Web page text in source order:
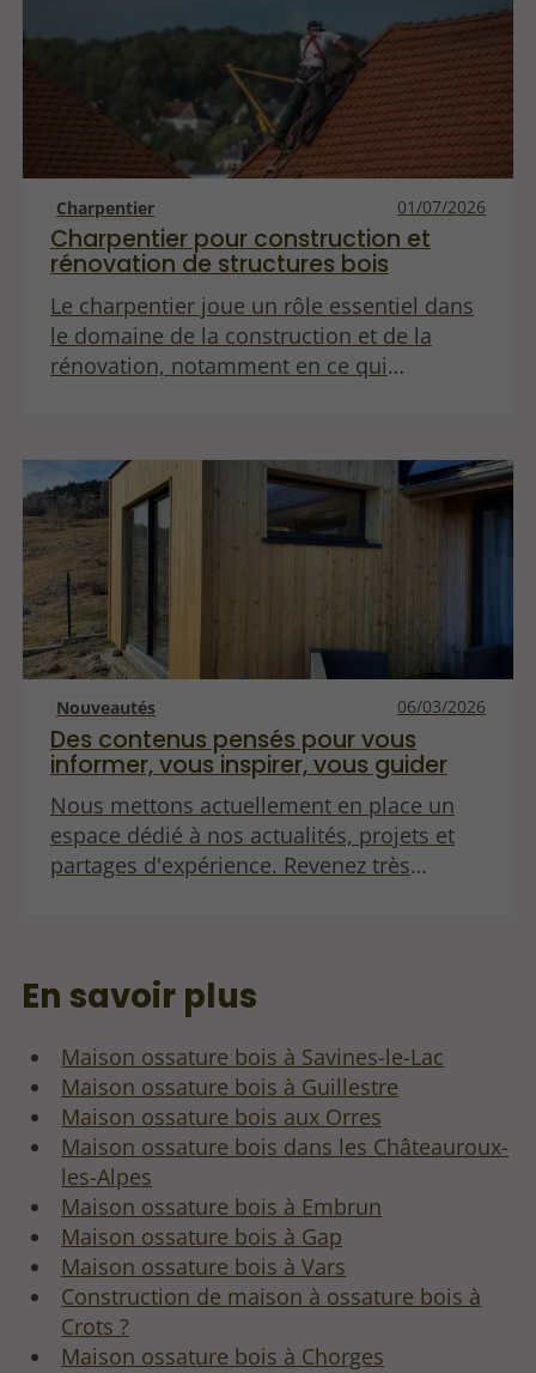
Charpentier 01/07/2026
Charpentier pour construction et
rénovation de structures bois
Le charpentier joue un rôle essentiel dans
le domaine de la construction et de la
rénovation, notamment en ce qui
technique, requiert des compétences
variées allant de la conception à la
réalisation de travaux complexes. Cet
article se penche sur le rôle, les
compétences et l'importance du
charpentier dans le secteur du bâtiment.
Nouveautés 06/03/2026
Des contenus pensés pour vous
informer, vous inspirer, vous guider
Nous mettons actuellement en place un
espace dédié à nos actualités, projets et
partages d'expérience. Revenez très
En savoir plus
Maison ossature bois à Savines-le-Lac
Maison ossature bois à Guillestre
Maison ossature bois aux Orres
Maison ossature bois dans les Châteauroux-
les-Alpes
Maison ossature bois à Embrun
Maison ossature bois à Gap
Maison ossature bois à Vars
Construction de maison à ossature bois à
Crots ?
Maison ossature bois à Chorges